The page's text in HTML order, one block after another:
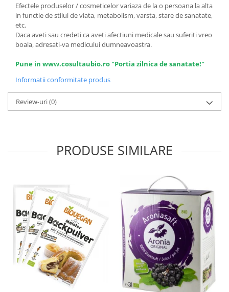
Efectele produselor / cosmeticelor variaza de la o persoana la alta
in functie de stilul de viata, metabolism, varsta, stare de sanatate,
etc.
Daca aveti sau credeti ca aveti afectiuni medicale sau suferiti vreo
boala, adresati-va medicului dumneavoastra.
Pune in www.cosultaubio.ro "Portia zilnica de sanatate!"
Informatii conformitate produs
Review-uri(0)
PRODUSE SIMILARE